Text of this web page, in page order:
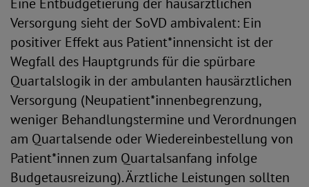
Versorgung sieht der SoVD ambivalent: Ein
positiver Effekt aus Patient*innensicht ist der
Wegfall des Hauptgrunds für die spürbare
Quartalslogik in der ambulanten hausärztlichen
Versorgung (Neupatient*innenbegrenzung,
weniger Behandlungstermine und Verordnungen
am Quartalsende oder Wiedereinbestellung von
Patient*innen zum Quartalsanfang infolge
Budgetausreizung). Ärztliche Leistungen sollten